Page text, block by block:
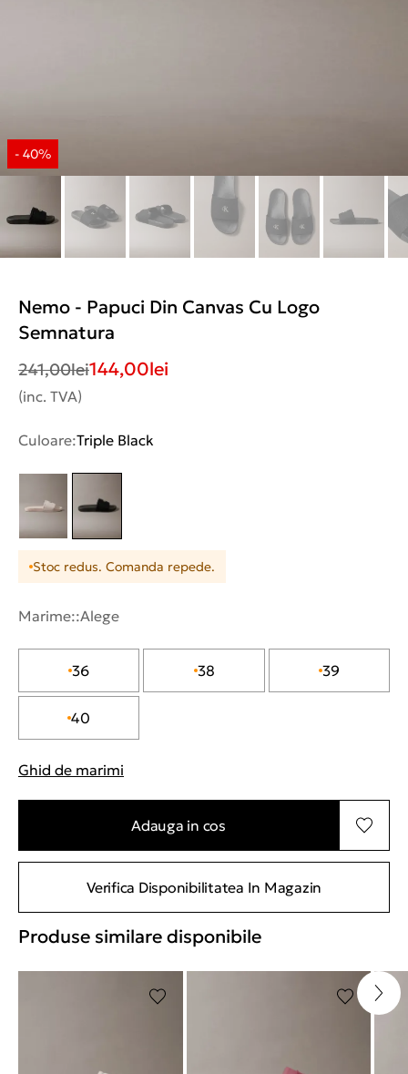
Nemo - Papuci Din Canvas Cu Logo
Semnatura
241,00lei144,00lei
(inc. TVA)
Culoare:Triple Black
Stoc redus. Comanda repede.
Marime::Alege
36 38 39
40
Ghid de marimi
Adauga in cos
Verifica Disponibilitatea In Magazin
Produse similare disponibile